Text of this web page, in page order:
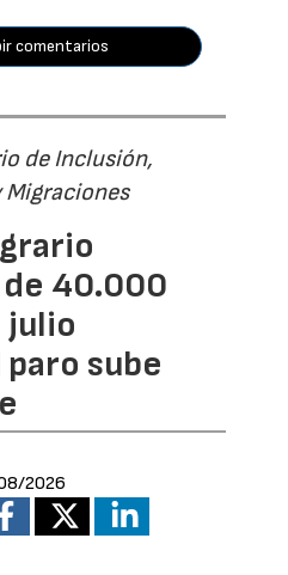
comentarios
de Inclusión,
Migraciones
40.000
julio
sube
2026